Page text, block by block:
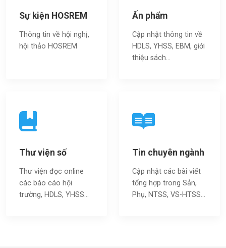
Sự kiện HOSREM
Thông tin về hội nghị,
hội thảo HOSREM
Ấn phẩm
Cập nhật thông tin về
HDLS, YHSS, EBM, giới
thiệu sách…
Thư viện số
Thư viện đọc online
các báo cáo hội
trường, HDLS, YHSS…
Tin chuyên ngành
Cập nhật các bài viết
tổng hợp trong Sản,
Phụ, NTSS, VS-HTSS...